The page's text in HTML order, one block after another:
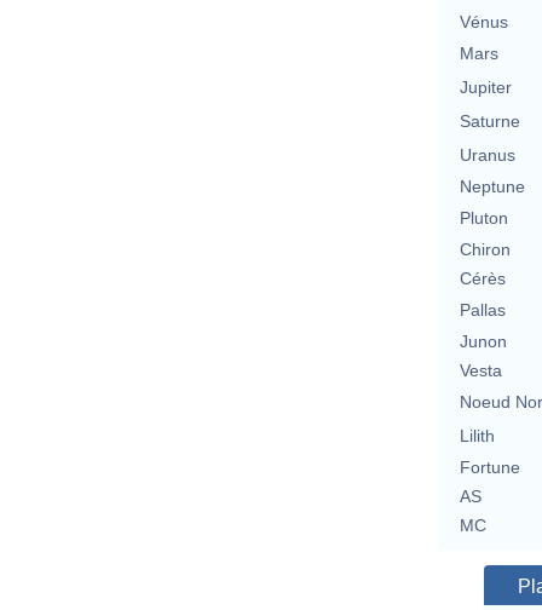
Vénus
Mars
Jupiter
Saturne
Uranus
Neptune
Pluton
Chiron
Cérès
Pallas
Junon
Vesta
Noeud
Lilith
Fortune
AS
MC